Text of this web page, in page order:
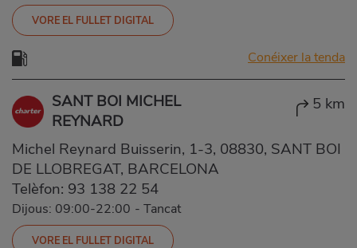
VORE EL FULLET DIGITAL
Conéixer la tenda
SANT BOI MICHEL
REYNARD
5 km
Michel Reynard Buisserin, 1-3, 08830, SANT BOI
DE LLOBREGAT, BARCELONA
Telèfon: 93 138 22 54
Dijous: 09:00-22:00 - Tancat
VORE EL FULLET DIGITAL